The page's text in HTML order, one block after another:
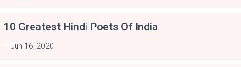
10 Greatest Hindi Poets Of India
Jun 16, 2020